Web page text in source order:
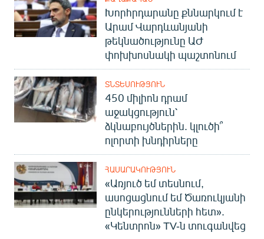
Խորհրդարանը քննարկում է
Արամ Վարդևանյանի
թեկնածությունը ԱԺ
փոխխոսնակի պաշտոնում
ՏՆՏԵՍՈՒԹՅՈՒՆ
450 միլիոն դրամ
աջակցություն՝
ձկնաբույծներին. կլուծի՞
ոլորտի խնդիրները
ՀԱՍԱՐԱԿՈՒԹՅՈՒՆ
«Առյուծ եմ տեսնում,
ասոցացնում եմ Ծառուկյանի
ընկերությունների հետ».
«Կենտրոն» TV-ն տուգանվեց